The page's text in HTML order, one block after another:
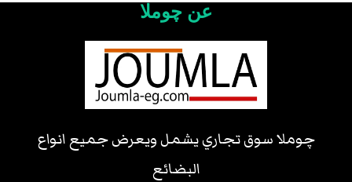
عن چوملا
چوملا سوق تجاري يشمل ويعرض جميع انواع
البضائع